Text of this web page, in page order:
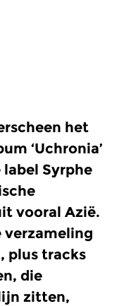
het
‘Uchronia’
Syrphe
vooral Azië.
verzameling
plus tracks
die
zitten,